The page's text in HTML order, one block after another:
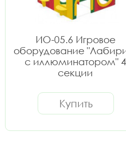
ИО-05.6 Игровое
оборудование
с иллюминатором" 4
секции
Купить